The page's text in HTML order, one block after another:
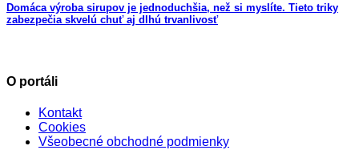
Domáca výroba sirupov je jednoduchšia, než si myslíte. Tieto triky
zabezpečia skvelú chuť aj dlhú trvanlivosť
O portáli
Kontakt
Cookies
Všeobecné obchodné podmienky